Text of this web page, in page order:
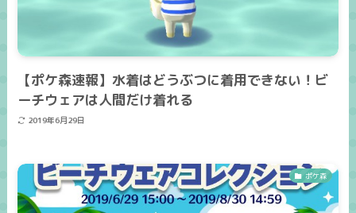
【ポケ森速報】水着はどうぶつに着用できない！ビ
ーチウェアは人間だけ着れる
2019年6月29日
ポケ森